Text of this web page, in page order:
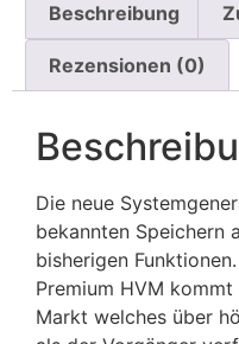
Beschreibung
Rezensionen (0)
Die neue
bekannten Speichern
bisherigen
Premium HVM
Markt welches über